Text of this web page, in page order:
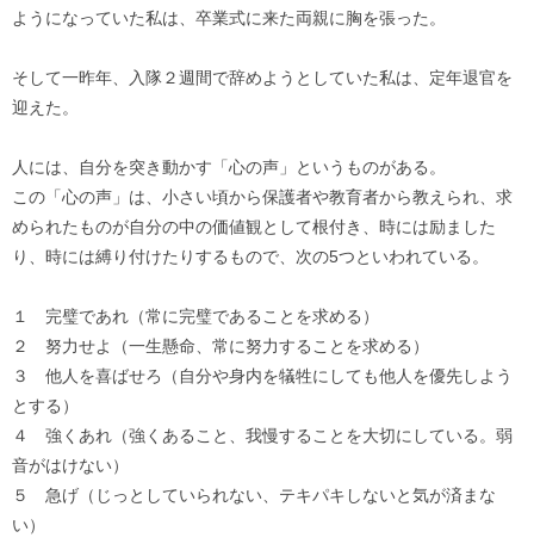
ようになっていた私は、卒業式に来た両親に胸を張った。
そして一昨年、入隊２週間で辞めようとしていた私は、定年退官を
迎えた。
人には、自分を突き動かす「心の声」というものがある。
この「心の声」は、小さい頃から保護者や教育者から教えられ、求
められたものが自分の中の価値観として根付き、時には励ました
り、時には縛り付けたりするもので、次の5つといわれている。
１ 完璧であれ（常に完璧であることを求める）
２ 努力せよ（一生懸命、常に努力することを求める）
３ 他人を喜ばせろ（自分や身内を犠牲にしても他人を優先しよう
とする）
４ 強くあれ（強くあること、我慢することを大切にしている。弱
音がはけない）
５ 急げ（じっとしていられない、テキパキしないと気が済まな
い）